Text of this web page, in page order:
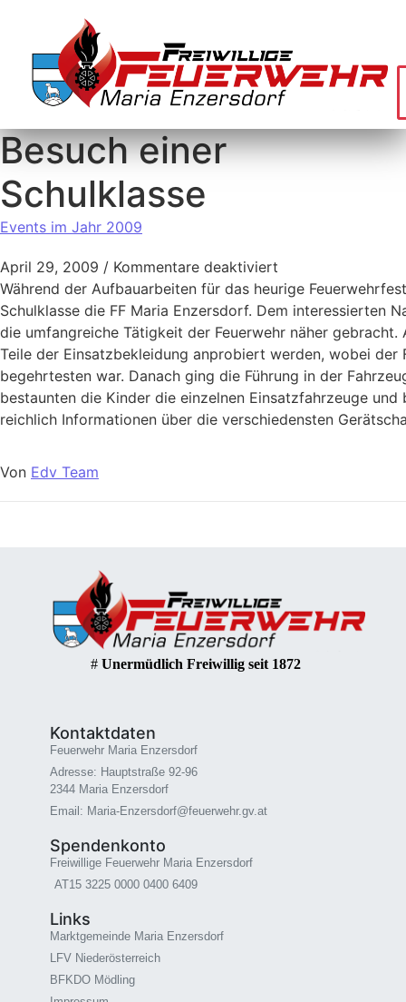
Besuch einer
Schulklasse
Events im Jahr 2009
April 29, 2009 / Kommentare deaktiviert
Während der Aufbauarbeiten für das heurige
Schulklasse die FF Maria Enzersdorf. Dem interessierten
die umfangreiche Tätigkeit der Feuerwehr näher gebracht.
Teile der Einsatzbekleidung anprobiert werden, wobei der
begehrtesten war. Danach ging die Führung in der
bestaunten die Kinder die einzelnen Einsatzfahrzeuge und
reichlich Informationen über die verschiedensten
Von Edv Team
# Unermüdlich Freiwillig seit 1872
Kontaktdaten
Feuerwehr Maria Enzersdorf
Adresse: Hauptstraße 92-96
2344 Maria Enzersdorf
Email: Maria-Enzersdorf@feuerwehr.gv.at
Spendenkonto
Freiwillige Feuerwehr Maria Enzersdorf
AT15 3225 0000 0400 6409
Links
Marktgemeinde Maria Enzersdorf
LFV Niederösterreich
BFKDO Mödling